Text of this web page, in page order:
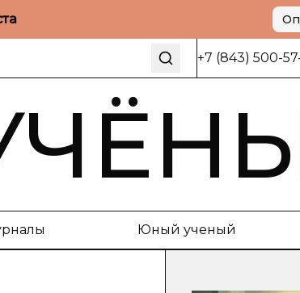
+7 (843) 500-
Юный ученый